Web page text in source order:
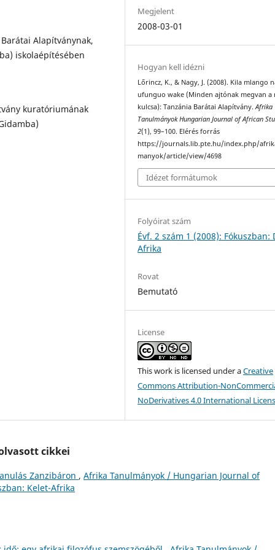
Alapítványnak,
iskolaépítésében
kuratóriumának
Megjelent
2008-03-01
Hogyan kell idézni
Lőrincz, K., & Nagy, J. (2008). Kila mlango
ufunguo wake (Minden ajtónak megvan a
kulcsa): Tanzánia Barátai Alapítvány.Afrika
Tanulmányok Hungarian Journal of African
2(1), 99–100. Elérés forrás
https://journals.lib.pte.hu/index.php/
manyok/article/view/4698
Idézet formátumok
Folyóirat szám
Évf. 2 szám 1 (2008): Fókuszban:
Afrika
Rovat
Bemutató
License
This work is licensed under aCreative
Commons Attribution-
NoDerivatives 4.0 International
cikkei
Zanzibáron , Afrika Tanulmányok / Hungarian Journal of
Kelet-Afrika